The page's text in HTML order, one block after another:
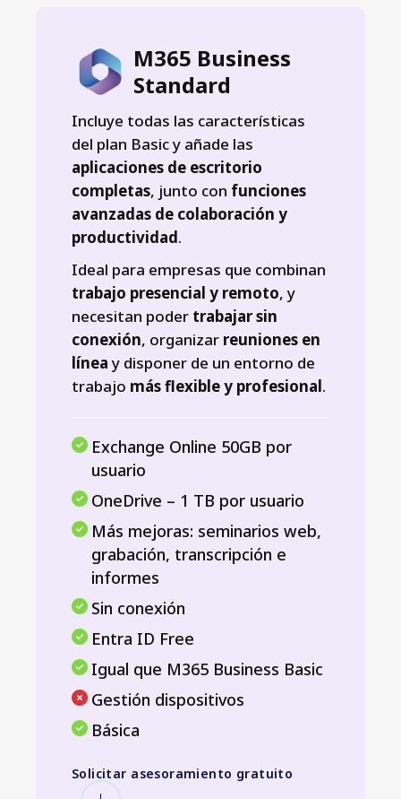
M365 Business
Standard
Incluye todas las características
del plan Basic y añade las
aplicaciones de escritorio
completas, junto con funciones
avanzadas de colaboración y
productividad.
Ideal para empresas que combinan
trabajo presencial y remoto, y
necesitan poder trabajar sin
conexión, organizar reuniones en
líneay disponer de un entorno de
trabajo más flexible y profesional.
Exchange Online 50GB por
usuario
OneDrive – 1 TB por usuario
Más mejoras: seminarios web,
grabación, transcripción e
informes
Sin conexión
Entra ID Free
Igual que M365 Business Basic
Gestión dispositivos
Básica
Solicitar asesoramiento gratuito